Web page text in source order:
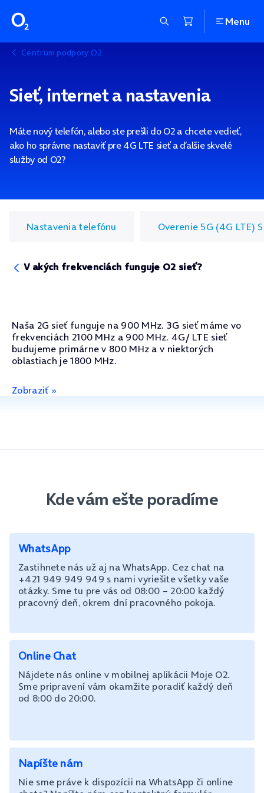
Menu
Centrum podpory O2
Sieť, internet a nastavenia
Máte nový telefón, alebo ste prešli do O2 a chcete vedieť,
ako ho správne nastaviť pre 4G LTE sieť a ďalšie skvelé
služby od O2?
Nastavenia telefónu Overenie 5G (4G LTE)
V akých frekvenciách funguje O2 sieť?
Naša 2G sieť funguje na 900 MHz. 3G sieť máme vo
frekvenciách 2100 MHz a 900 MHz. 4G/ LTE sieť
budujeme primárne v 800 MHz a v niektorých
oblastiach je 1800 MHz.
Zobraziť »
Kde vám ešte poradíme
WhatsApp
Zastihnete nás už aj na WhatsApp. Cez chat na
+421 949 949 949 s nami vyriešite všetky vaše
otázky. Sme tu pre vás od 08:00 – 20:00 každý
pracovný deň, okrem dní pracovného pokoja.
Online Chat
Nájdete nás online v mobilnej aplikácii Moje O2.
Sme pripravení vám okamžite poradiť každý deň
od 8:00 do 20:00.
Napíšte nám
Nie sme práve k dispozícii na WhatsApp či online